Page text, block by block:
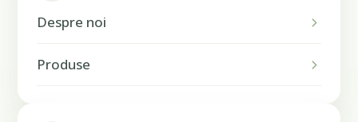
Despre noi
Produse